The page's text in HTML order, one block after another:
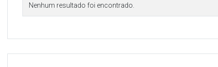
Nenhum resultado foi encontrado.